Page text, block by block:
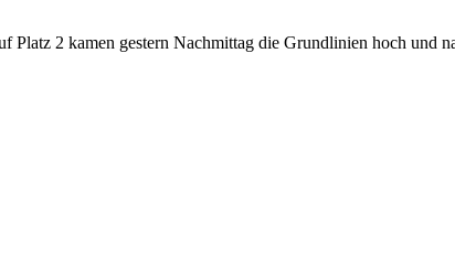
2 kamen gestern Nachmittag die Grundlinien hoch und